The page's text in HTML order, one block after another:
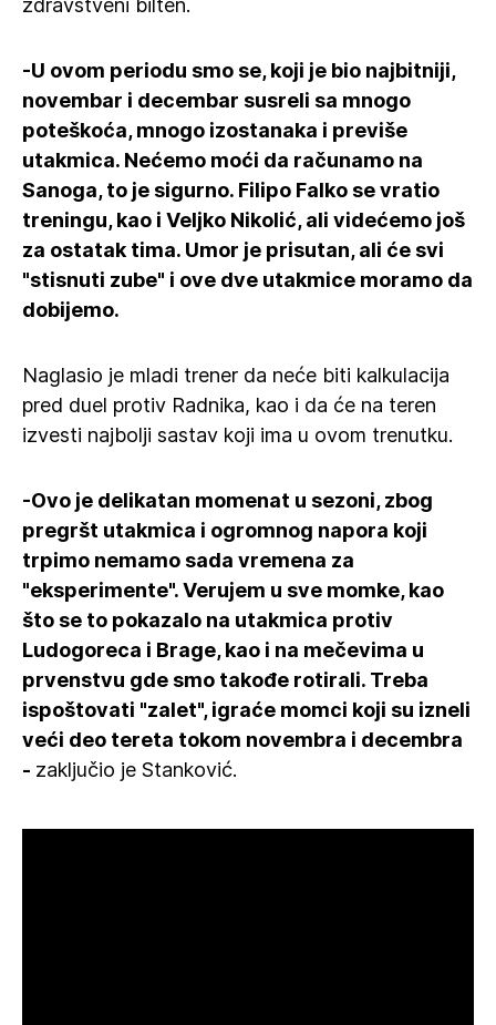
zdravstveni bilten.
-U ovom periodu smo se, koji je bio najbitniji,
novembar i decembar susreli sa mnogo
poteškoća, mnogo izostanaka i previše
utakmica. Nećemo moći da računamo na
Sanoga, to je sigurno. Filipo Falko se vratio
treningu, kao i Veljko Nikolić, ali videćemo još
za ostatak tima. Umor je prisutan, ali će svi
"stisnuti zube" i ove dve utakmice moramo da
dobijemo.
Naglasio je mladi trener da neće biti kalkulacija
pred duel protiv Radnika, kao i da će na teren
izvesti najbolji sastav koji ima u ovom trenutku.
-Ovo je delikatan momenat u sezoni, zbog
pregršt utakmica i ogromnog napora koji
trpimo nemamo sada vremena za
"eksperimente". Verujem u sve momke, kao
što se to pokazalo na utakmica protiv
Ludogoreca i Brage, kao i na mečevima u
prvenstvu gde smo takođe rotirali. Treba
ispoštovati "zalet", igraće momci koji su izneli
veći deo tereta tokom novembra i decembra
- zaključio je Stanković.